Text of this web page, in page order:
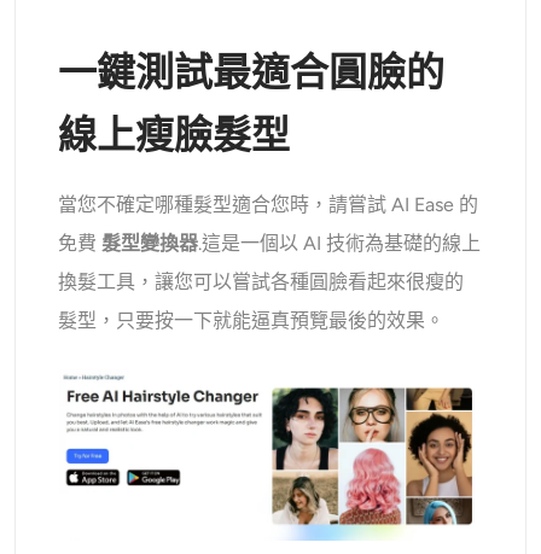
一鍵測試最適合圓臉的
線上瘦臉髮型
當您不確定哪種髮型適合您時，請嘗試 AI Ease 的
免費 髮型變換器.這是一個以 AI 技術為基礎的線上
換髮工具，讓您可以嘗試各種圓臉看起來很瘦的
髮型，只要按一下就能逼真預覽最後的效果。